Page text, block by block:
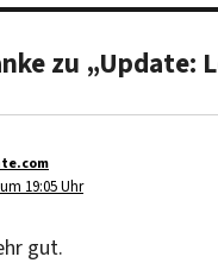
zu „Update:
19:05 Uhr
gut.